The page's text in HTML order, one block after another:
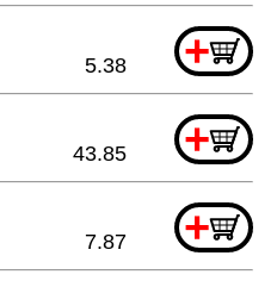
+
5.38
+
43.85
+
7.87